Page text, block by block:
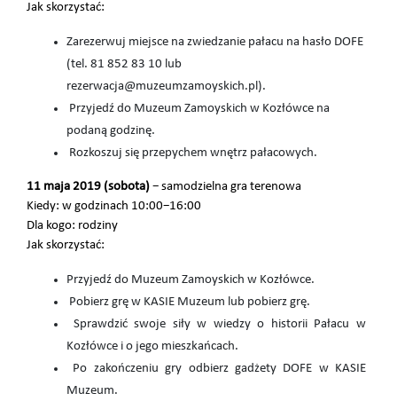
Jak skorzystać:
Zarezerwuj miejsce na zwiedzanie pałacu na hasło DOFE
(tel. 81 852 83 10 lub
rezerwacja@muzeumzamoyskich.pl).
Przyjedź do Muzeum Zamoyskich w Kozłówce na
podaną godzinę.
Rozkoszuj się przepychem wnętrz pałacowych.
11 maja 2019 (sobota) − samodzielna gra terenowa
Kiedy: w godzinach 10:00−16:00
Dla kogo: rodziny
Jak skorzystać:
Przyjedź do Muzeum Zamoyskich w Kozłówce.
Pobierz grę w KASIE Muzeum lub pobierz grę.
Sprawdzić swoje siły w wiedzy o historii Pałacu w
Kozłówce i o jego mieszkańcach.
Po zakończeniu gry odbierz gadżety DOFE w KASIE
Muzeum.